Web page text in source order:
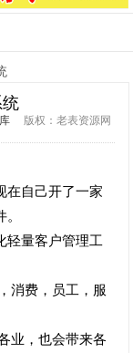
版权：老表资源网
在自己开了一家
轻量客户管理工
消费，员工，服
业，也会带来各